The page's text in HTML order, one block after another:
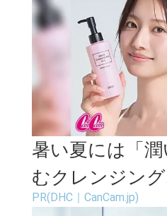
暑い夏には「
むクレンジング
最適！
PR(DHC｜CanCam.jp)